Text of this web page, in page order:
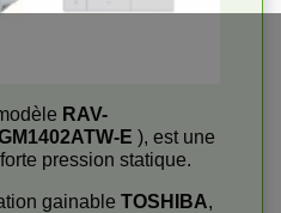
RAV-
E ), est une
pression statique.
gainable TOSHIBA,